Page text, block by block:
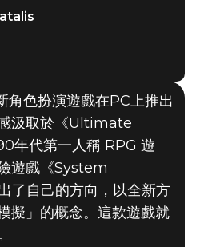
色扮演遊戲在PC上推出
汲取於《Ultimate
年代第一人稱 RPG 遊
遊戲《System
了自己的方向，以全新方
擬」的概念。這款遊戲就